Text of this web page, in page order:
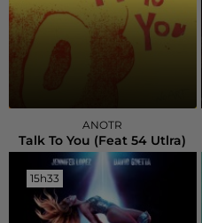
ANOTR
Talk To You (feat 54 Utlra)
15h33
15h33